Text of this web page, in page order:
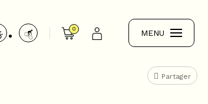
0 MENU
Partager